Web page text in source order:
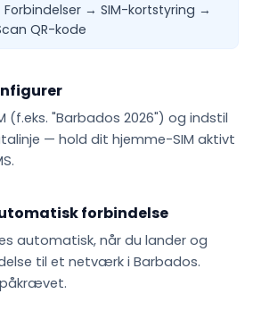
→ SIM-kortstyring →
QR-kode
(f.eks. "Barbados 2026") og indstil
— hold dit hjemme-SIM aktivt
forbindelse
automatisk, når du lander og
til et netværk i Barbados.